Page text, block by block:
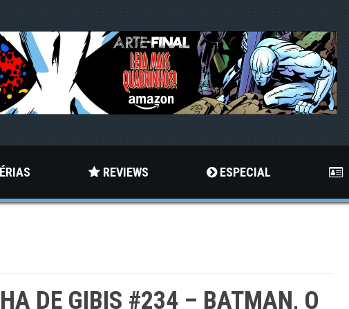
REVIEWS ESPECIAL
DE GIBIS #234 – BATMAN, O